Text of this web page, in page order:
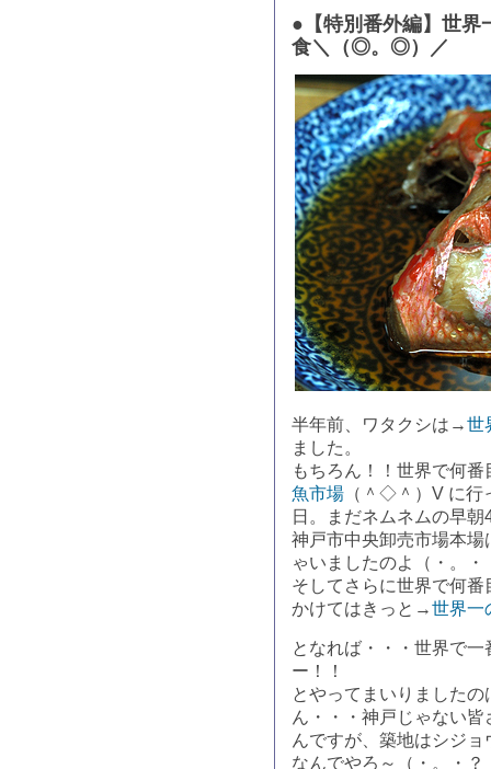
●【特別番外編】世界
食＼（◎。◎）／
半年前、ワタクシは→世
ました。
もちろん！！世界で何
魚市場 （＾◇＾）V に行
日。まだネムネムの早
神戸市中央卸売市場本
ゃいましたのよ（・。・
そしてさらに世界で何
かけてはきっと→世界一
となれば・・・世界で
ー！！
とやってまいりました
ん・・・神戸じゃない
んですが、築地はシジ
なんでやろ～（・。・？